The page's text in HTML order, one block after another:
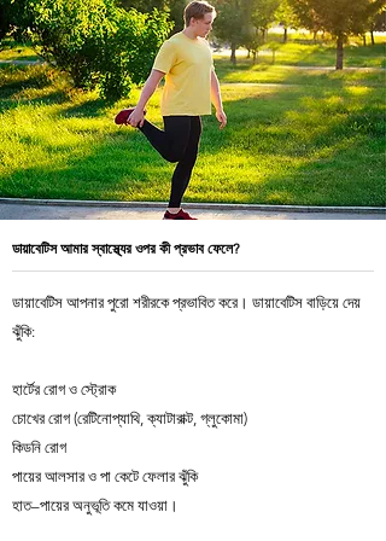
ডায়াবেটিস আমার স্বাস্থ্যের ওপর কী প্রভাব ফেলে?
ডায়াবেটিস আপনার পুরো শরীরকে প্রভাবিত করে। ডায়াবেটিস বাড়িয়ে দেয়
ঝুঁকি:
হার্টের রোগ ও স্ট্রোক
চোখের রোগ (রেটিনোপ্যাথি, ক্যাটারাক্ট, গ্লুকোমা)
কিডনি রোগ
পায়ের আলসার ও পা কেটে ফেলার ঝুঁকি
হাত–পায়ের অনুভূতি কমে যাওয়া।